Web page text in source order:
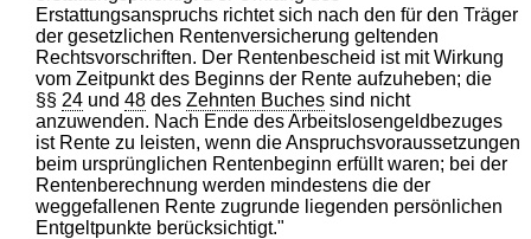
Erstattungsanspruchs richtet sich nach den für den Träger
der gesetzlichen Rentenversicherung geltenden
Rechtsvorschriften. Der Rentenbescheid ist mit Wirkung
vom Zeitpunkt des Beginns der Rente aufzuheben; die
§§ 24 und48 desZehnten Buches sind nicht
anzuwenden. Nach Ende des Arbeitslosengeldbezuges
ist Rente zu leisten, wenn die Anspruchsvoraussetzungen
beim ursprünglichen Rentenbeginn erfüllt waren; bei der
Rentenberechnung werden mindestens die der
weggefallenen Rente zugrunde liegenden persönlichen
Entgeltpunkte berücksichtigt."